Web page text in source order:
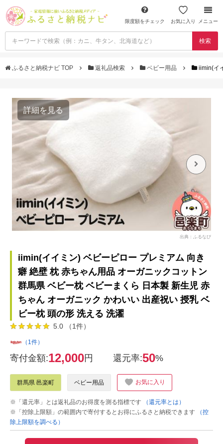
限度額をチェック お気に入り メニュー
検索
ふるさと納税ナビ TOP 返礼品検索 ベビー用品 iimin(イ
詳細を見る
出典：ふるなび
iimin(イイミン) ベビーピロー プレミアム 向き
癖 絶壁 枕 赤ちゃん用品 オーガニックコットン
群馬県 ベビー枕 ベビーまくら 日本製 新生児 赤
ちゃん オーガニック かわいい 出産祝い 授乳 ベ
ビー枕 頭の形 洗える 洗濯
5.0 （1件）
（1件）
寄付金額:12,000円 還元率:50%
群馬県 邑楽町 ベビー用品 お気に入り
※「還元率」とは返礼品のお得度を測る指標です
（還元率とは）
※「控除上限額」の範囲内で寄付するとお得にふるさと納税できます
（控
除上限額を調べる）